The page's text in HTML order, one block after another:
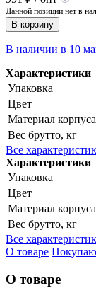
Данной позиции нет в
В корзину
В наличии в 10
Характеристики
Упаковка
Цвет
Материал корпуса
Вес брутто, кг
Все
Характеристики
Упаковка
Цвет
Материал корпуса
Вес брутто, кг
Все
О товаре
О товаре